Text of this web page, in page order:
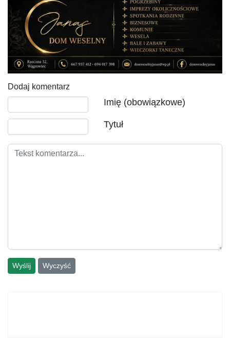
Dodaj komentarz
Imię (obowiązkowe)
Tytuł
Wyślij Wyczyść